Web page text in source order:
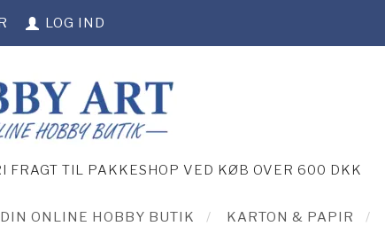
LOG IND
FRAGT TIL PAKKESHOP VED KØB OVER 600 DKK
ONLINE HOBBY BUTIK KARTON & PAPIR